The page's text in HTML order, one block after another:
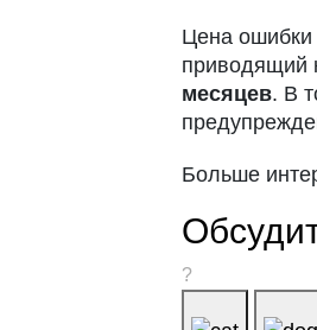
Цена ошибки
приводящий
месяцев. В
Больше
?